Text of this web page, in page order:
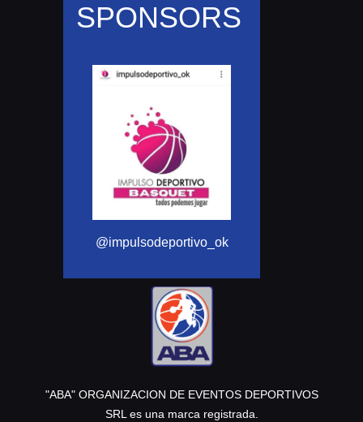
SPONSORS
@impulsodeportivo_ok
"ABA" ORGANIZACION DE EVENTOS DEPORTIVOS
SRL es una marca registrada.